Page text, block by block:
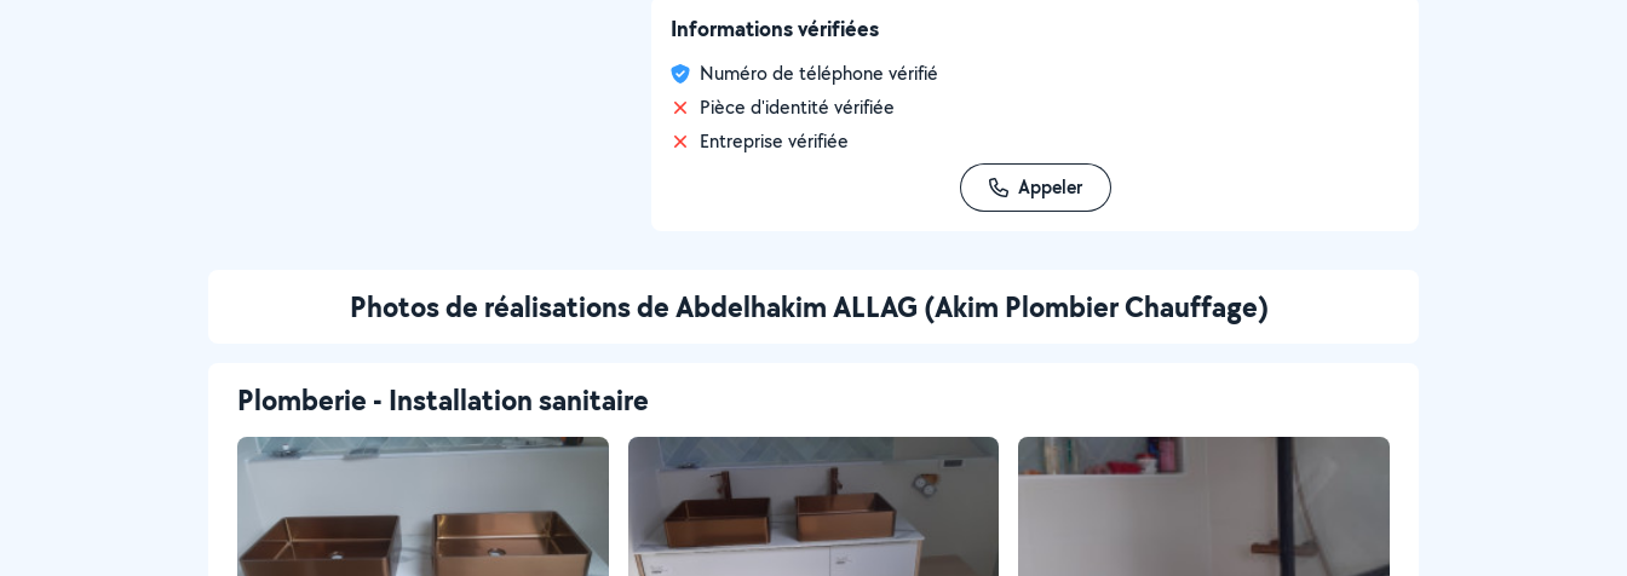
Informations vérifiées
Numéro de téléphone vérifié
Pièce d'identité vérifiée
Entreprise vérifiée
Appeler
Photos de réalisations de Abdelhakim ALLAG (Akim Plombier Chauffage)
Plomberie - Installation sanitaire